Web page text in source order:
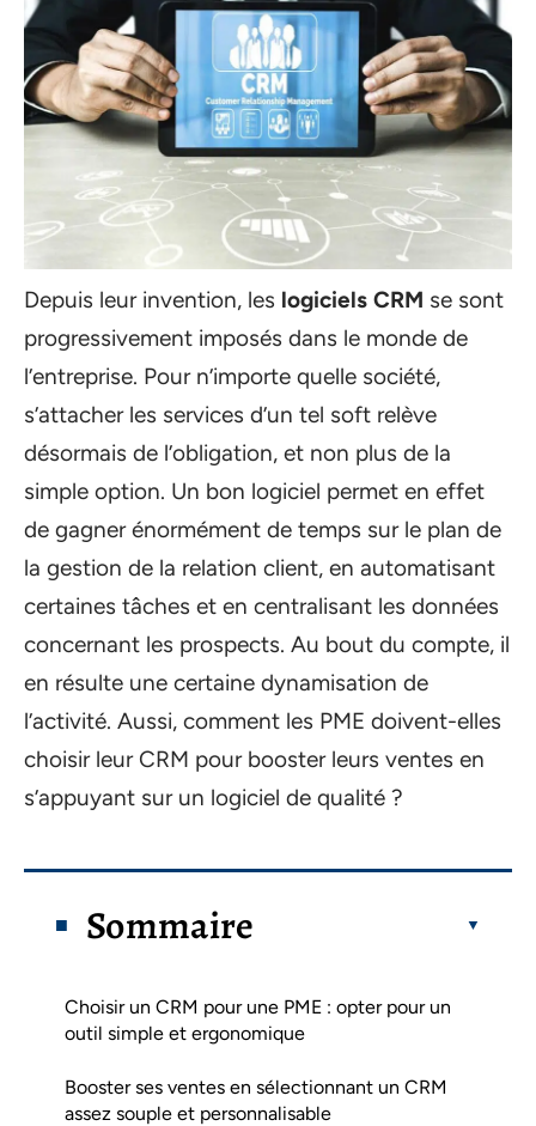
Depuis leur invention, les logiciels CRM se sont
progressivement imposés dans le monde de
l’entreprise. Pour n’importe quelle société,
s’attacher les services d’un tel soft relève
désormais de l’obligation, et non plus de la
simple option. Un bon logiciel permet en effet
de gagner énormément de temps sur le plan de
la gestion de la relation client, en automatisant
certaines tâches et en centralisant les données
concernant les prospects. Au bout du compte, il
en résulte une certaine dynamisation de
l’activité. Aussi, comment les PME doivent-elles
choisir leur CRM pour booster leurs ventes en
s’appuyant sur un logiciel de qualité ?
Sommaire
Choisir un CRM pour une PME : opter pour un
outil simple et ergonomique
Booster ses ventes en sélectionnant un CRM
assez souple et personnalisable